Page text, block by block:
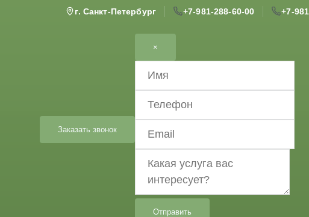
г. Санкт-Петербург +7-981-288-60-00 +7-
Заказать звонок
×
Отправить